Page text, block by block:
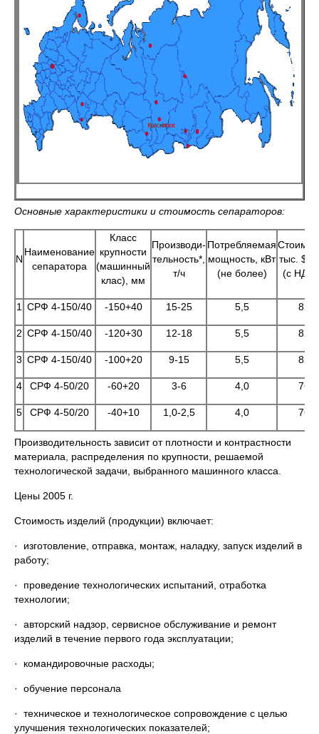
Основные характеристики и стоимость сепараторов:
N
Наименование
сепаратора
Класс
крупности
(машинный
клас), мм
Производи-
тельность*,
т/ч
Потребляемая
мощность, кВт
(не более)
тыс.
(с
1 СРФ 4-150/40 -150+40 15-25 5,5 82
2 СРФ 4-150/40 -120+30 12-18 5,5 82
3 СРФ 4-150/40 -100+20 9-15 5,5 82
4 СРФ 4-50/20 -60+20 3-6 4,0 76
5 СРФ 4-50/20 -40+10 1,0-2,5 4,0 76
Производительность зависит от плотности и контрастности
материала, распределения по крупности, решаемой
технологической задачи, выбранного машинного класса.
Цены 2005 г.
Стоимость изделий (продукции) включает:
· изготовление, отправка, монтаж, наладку, запуск изделий в
работу;
· проведение технологических испытаний, отработка
технологии;
· авторский надзор, сервисное обслуживание и ремонт
изделий в течение первого года эксплуатации;
· командировочные расходы;
· обучение персонала
· техническое и технологическое сопровождение с целью
улучшения технологических показателей;